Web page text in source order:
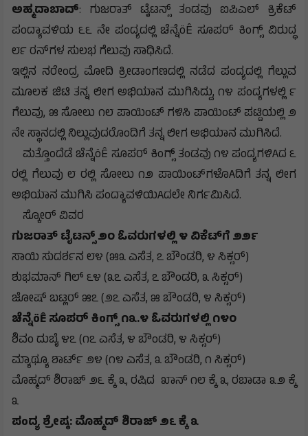
ಅಹ್ಮದಾಬಾದ್: ಗುಜರಾತ್ ಟೈಟನ್ಸ್ ತಂಡವು ಐಪಿಎಲ್ ಕ್ರಿಕೆಟ್
ಪಂದ್ಯಾವಳಿಯ ೬೬ ನೇ ಪಂದ್ಯದಲ್ಲಿ ಚೆನ್ನೆöÊ ಸೂಪರ್ ಕಿಂಗ್ಸ್ ವಿರುದ್ಧ
೮೯ ರನ್‌ಗಳ ಸುಲಭ ಗೆಲುವು ಸಾಧಿಸಿದೆ.
ಇಲ್ಲಿನ ನರೇಂದ್ರ ಮೋದಿ ಕ್ರೀಡಾಂಗಣದಲ್ಲಿ ನಡೆದ ಪಂದ್ಯದಲ್ಲಿ ಗೆಲ್ಲುವ
ಮೂಲಕ ಜಿಟಿ ತನ್ನ ಲೀಗ ಅಭಿಯಾನ ಮುಗಿಸಿದ್ದು, ೧೪ ಪಂದ್ಯಗಳಲ್ಲಿ ೯
ಗೆಲುವು, ೫ ಸೋಲು ೧೮ ಪಾಯಿಂಟ್ ಗಳಿಸಿ ಪಾಯಿಂಟ್ ಪಟ್ಟಿಯಲ್ಲಿ ೨
ನೇ ಸ್ಥಾನದಲ್ಲಿ ನಿಲ್ಲುವುದರೊಂದಿಗೆ ತನ್ನ ಲೀಗ ಅಭಿಯಾನ ಮುಗಿಸಿದೆ.
ಮತ್ತೊಂದೆಡೆ ಚೆನ್ನೆöÊ ಸೂಪರ್ ಕಿಂಗ್ಸ್ ತಂಡವು ೧೪ ಪಂದ್ಯಗಳಿAದ ೬
ರಲ್ಲಿ ಗೆಲುವು ೮ ರಲ್ಲಿ ಸೋಲು ೧೨ ಪಾಯಿಂಟ್‌ಗಳೊAದಿಗೆ ತನ್ನ ಲೀಗ
ಅಭಿಯಾನ ಮುಗಿಸಿ ಪಂದ್ಯಾವಳಿಯಿAದಲೇ ನಿರ್ಗಮಿಸಿದೆ.
ಸ್ಕೋರ್ ವಿವರ
ಗುಜರಾತ್ ಟೈಟನ್ಸ್ ೨೦ ಓವರುಗಳಲ್ಲಿ ೪ ವಿಕೆಟ್‌ಗೆ ೨೨೯
ಸಾಯಿ ಸುದರ್ಶನ ೮೪ (೫೩ ಎಸೆತ, ೭ ಬೌಂಡರಿ, ೪ ಸಿಕ್ಸರ್)
ಶುಭಮಾನ್ ಗಿಲ್ ೬೪ (೩೭ ಎಸೆತ, ೭ ಬೌಂಡರಿ, ೩ ಸಿಕ್ಸರ್)
ಜೋಷ್ ಬಟ್ಲರ್ ೫೭ (೨೭ ಎಸೆತ, ೫ ಬೌಂಡರಿ, ೪ ಸಿಕ್ಸರ್)
ಚೆನ್ನೆöÊ ಸೂಪರ್ ಕಿಂಗ್ಸ್ ೧೩.೪ ಓವರುಗಳಲ್ಲಿ ೧೪೦
ಶಿವಂ ದುಬೈ ೪೭ (೧೭ ಎಸೆತ, ೪ ಬೌಂಡರಿ, ೪ ಸಿಕ್ಸರ್)
ಮ್ಯಾಥ್ಯೂ ಶಾರ್ಟ್ ೨೪ (೧೪ ಎಸೆತ, ೩ ಬೌಂಡರಿ, ೧ ಸಿಕ್ಸರ್)
ಮೊಹ್ಮದ್ ಶಿರಾಜ್ ೨೬ ಕ್ಕೆ ೩, ರಷಿದ ಖಾನ್ ೧೮ ಕ್ಕೆ ೩, ರಬಾಡಾ ೩೨ ಕ್ಕೆ
೩
ಪಂದ್ಯ ಶ್ರೇಷ್ಠ: ಮೊಹ್ಮದ್ ಶಿರಾಜ್ ೨೬ ಕ್ಕೆ ೩